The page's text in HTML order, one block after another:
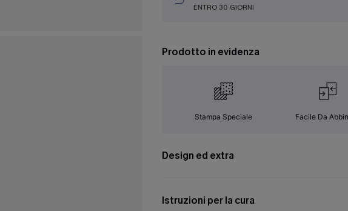
ENTRO 30 GIORNI
Prodotto in evidenza
Stampa Speciale Facile Da
Design ed extra
Istruzioni per la cura